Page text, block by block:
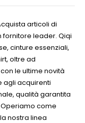
articoli di
fornitore leader. Qiqi
cinture essenziali,
oltre ad
le ultime novità
agli acquirenti
qualità garantita
come
nostra linea